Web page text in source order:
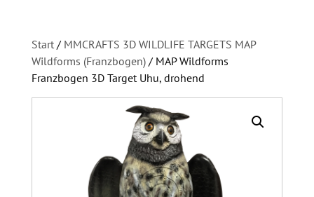
Start/ MMCRAFTS 3D WILDLIFE TARGETS MAP
Wildforms (Franzbogen)/ MAP Wildforms
Franzbogen 3D Target Uhu, drohend